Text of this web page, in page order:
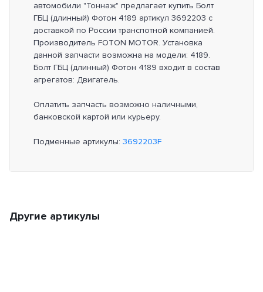
автомобили "Тоннаж" предлагает купить Болт
ГБЦ (длинный) Фотон 4189 артикул 3692203 с
доставкой по России транспотной компанией.
Производитель FOTON MOTOR. Установка
данной запчасти возможна на модели: 4189.
Болт ГБЦ (длинный) Фотон 4189 входит в состав
агрегатов: Двигатель.
Оплатить запчасть возможно наличными,
банковской картой или курьеру.
Подменные артикулы: 3692203F
Другие артикулы